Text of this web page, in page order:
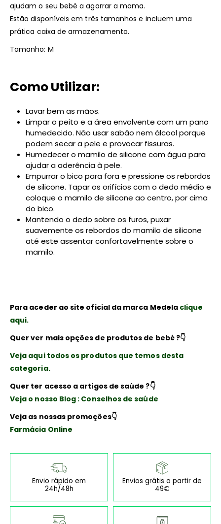
ajudam o seu bebé a agarrar a mama.
Estão disponíveis em três tamanhos e incluem uma
prática caixa de armazenamento.
Tamanho: M
Como Utilizar:
Lavar bem as mãos.
Limpar o peito e a área envolvente com um pano
humedecido. Não usar sabão nem álcool porque
podem secar a pele e provocar fissuras.
Humedecer o mamilo de silicone com água para
ajudar a aderência à pele.
Empurrar o bico para fora e pressione os rebordos
de silicone. Tapar os orifícios com o dedo médio e
coloque o mamilo de silicone ao centro, por cima
do bico.
Mantendo o dedo sobre os furos, puxar
suavemente os rebordos do mamilo de silicone
até este assentar confortavelmente sobre o
mamilo.
Para aceder ao site oficial da marca Medela clique
aqui.
Quer ver mais opções de produtos de bebé ?👇
Veja aqui todos os produtos que temos desta
categoria.
Quer ter acesso a artigos de saúde ?👇
Veja o nosso Blog : Conselhos de saúde
Veja as nossas promoções👇
Farmácia Online
Envio rápido em
24h/48h
Envios grátis a partir de
49€